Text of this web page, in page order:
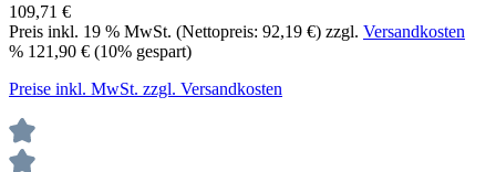
109,71 €
Preis inkl. 19 % MwSt. (Nettopreis: 92,19 €) zzgl. Versandkosten
% 121,90 € (10% gespart)
Preise inkl. MwSt. zzgl. Versandkosten